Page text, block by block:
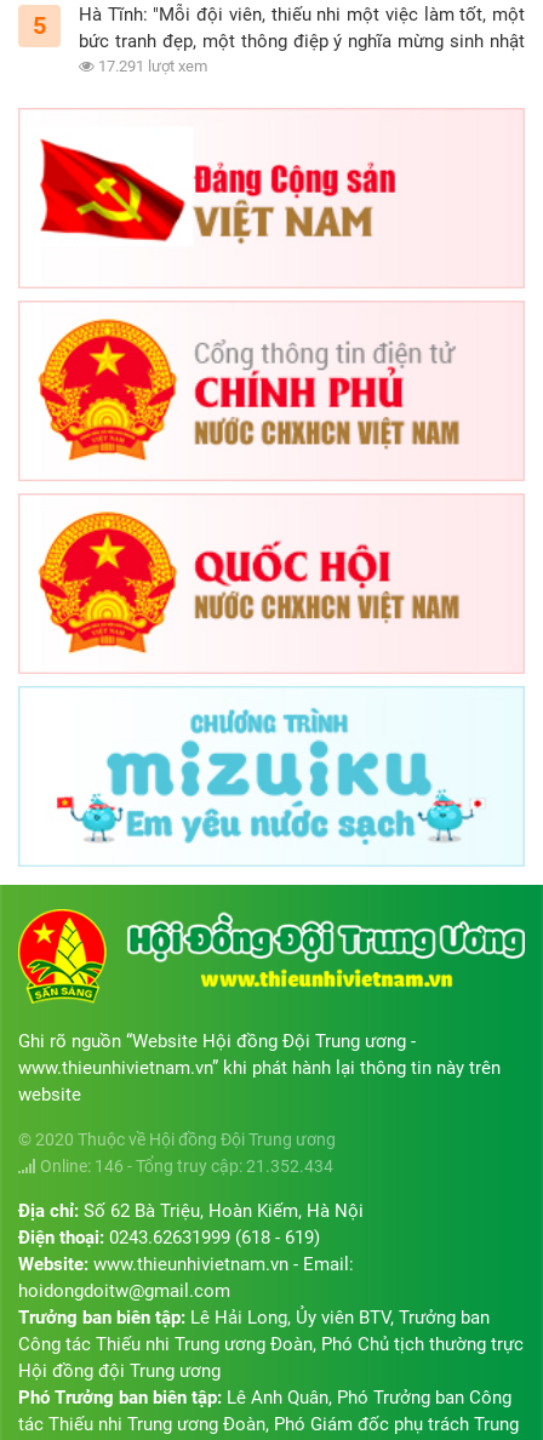
5
Hà Tĩnh: "Mỗi đội viên, thiếu nhi một việc làm tốt, một
bức tranh đẹp, một thông điệp ý nghĩa mừng sinh nhật
Đội"17.291 lượt xem
Ghi rõ nguồn “Website Hội đồng Đội Trung ương -
www.thieunhivietnam.vn” khi phát hành lại thông tin này trên
website
© 2020 Thuộc về Hội đồng Đội Trung ương
Online: 146 - Tổng truy cập: 21.352.434
Địa chỉ: Số 62 Bà Triệu, Hoàn Kiếm, Hà Nội
Điện thoại: 0243.62631999 (618 - 619)
Website: www.thieunhivietnam.vn - Email:
hoidongdoitw@gmail.com
Trưởng ban biên tập: Lê Hải Long, Ủy viên BTV, Trưởng ban
Công tác Thiếu nhi Trung ương Đoàn, Phó Chủ tịch thường trực
Hội đồng đội Trung ương
Phó Trưởng ban biên tập: Lê Anh Quân, Phó Trưởng ban Công
tác Thiếu nhi Trung ương Đoàn, Phó Giám đốc phụ trách Trung